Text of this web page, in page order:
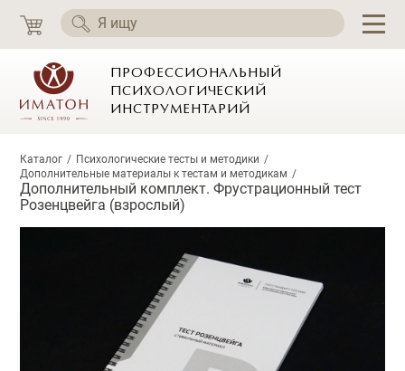
ПРОФЕССИОНАЛЬНЫЙ
ПСИХОЛОГИЧЕСКИЙ
ИНСТРУМЕНТАРИЙ
Каталог
Психологические тесты и методики
Дополнительные материалы к тестам и методикам
Дополнительный комплект. Фрустрационный тест
Розенцвейга (взрослый)